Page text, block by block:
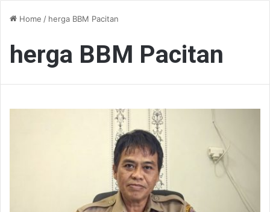
Home / herga BBM Pacitan
herga BBM Pacitan